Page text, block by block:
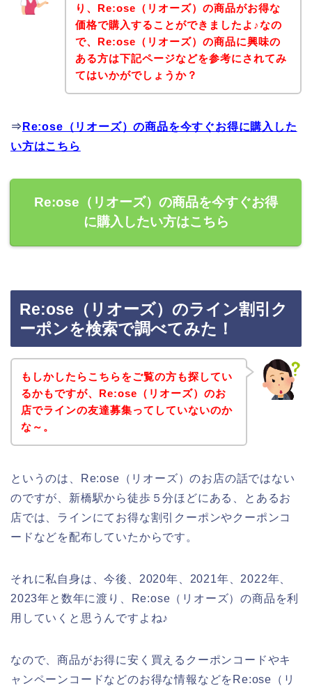
り、Re:ose（リオーズ）の商品がお得な
価格で購入することができましたよ♪なの
で、Re:ose（リオーズ）の商品に興味の
ある方は下記ページなどを参考にされてみ
てはいかがでしょうか？
⇒ Re:ose（リオーズ）の商品を今すぐお得に購入した
い方はこちら
Re:ose（リオーズ）の商品を今すぐお得
に購入したい方はこちら
Re:ose（リオーズ）のライン割引ク
ーポンを検索で調べてみた！
もしかしたらこちらをご覧の方も探してい
るかもですが、Re:ose（リオーズ）のお
店でラインの友達募集ってしていないのか
な～。
というのは、Re:ose（リオーズ）のお店の話ではない
のですが、新橋駅から徒歩５分ほどにある、とあるお
店では、ラインにてお得な割引クーポンやクーポンコ
ードなどを配布していたからです。
それに私自身は、今後、2020年、2021年、2022年、
2023年と数年に渡り、Re:ose（リオーズ）の商品を利
用していくと思うんですよね♪
なので、商品がお得に安く買えるクーポンコードやキ
ャンペーンコードなどのお得な情報などをRe:ose（リ